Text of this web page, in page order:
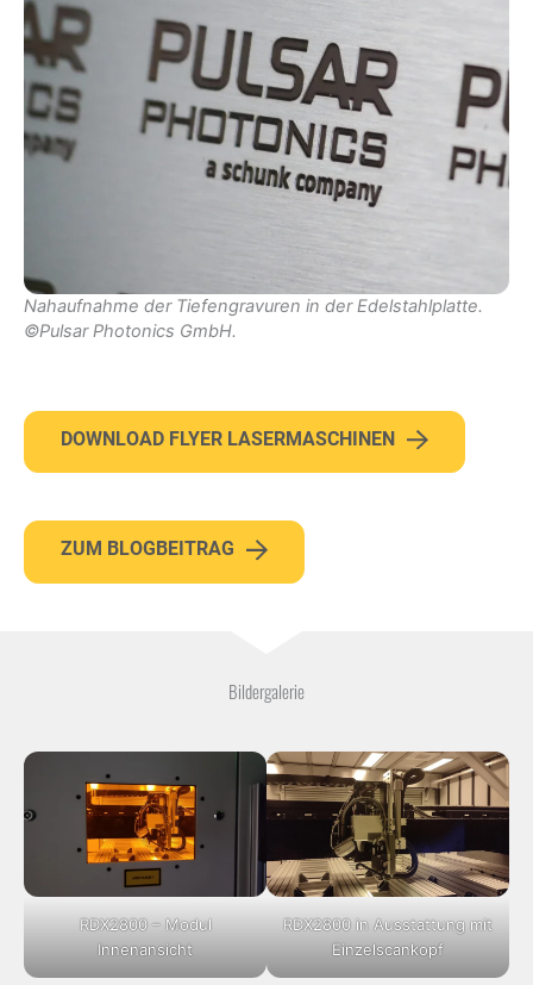
Nahaufnahme der Tiefengravuren in der Edelstahlplatte.
©Pulsar Photonics GmbH.
DOWNLOAD FLYER LASERMASCHINEN
ZUM BLOGBEITRAG
Bildergalerie
RDX2800 – Modul
Innenansicht
RDX2800 in Ausstattung mit
Einzelscankopf